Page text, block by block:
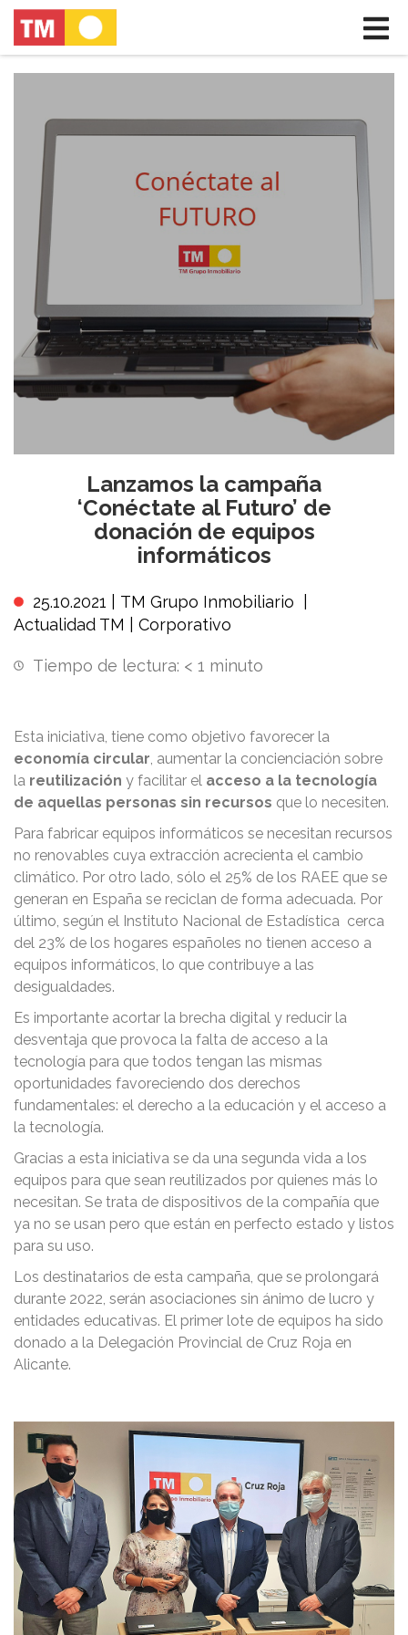
Lanzamos la campaña
‘Conéctate al Futuro’ de
donación de equipos
informáticos
25.10.2021 | TM Grupo Inmobiliario
Actualidad TM
Corporativo
Tiempo de lectura: < 1 minuto
Esta iniciativa, tiene como objetivo favorecer la
economía circular, aumentar la concienciación sobre
la reutilización y facilitar el acceso a la tecnología
de aquellas personas sin recursos que lo necesiten.
Para fabricar equipos informáticos se necesitan recursos
no renovables cuya extracción acrecienta el cambio
climático. Por otro lado, sólo el 25% de los RAEE que se
generan en España se reciclan de forma adecuada. Por
último, según el Instituto Nacional de Estadística cerca
del 23% de los hogares españoles no tienen acceso a
equipos informáticos, lo que contribuye a las
desigualdades.
Es importante acortar la brecha digital y reducir la
desventaja que provoca la falta de acceso a la
tecnología para que todos tengan las mismas
oportunidades favoreciendo dos derechos
fundamentales: el derecho a la educación y el acceso a
la tecnología.
Gracias a esta iniciativa se da una segunda vida a los
equipos para que sean reutilizados por quienes más lo
necesitan. Se trata de dispositivos de la compañía que
ya no se usan pero que están en perfecto estado y listos
para su uso.
Los destinatarios de esta campaña, que se prolongará
durante 2022, serán asociaciones sin ánimo de lucro y
entidades educativas. El primer lote de equipos ha sido
donado a la Delegación Provincial de Cruz Roja en
Alicante.